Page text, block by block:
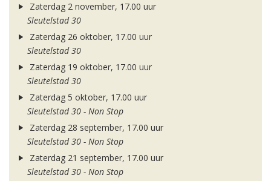
Zaterdag 2 november, 17.00 uur
Sleutelstad 30
Zaterdag 26 oktober, 17.00 uur
Sleutelstad 30
Zaterdag 19 oktober, 17.00 uur
Sleutelstad 30
Zaterdag 5 oktober, 17.00 uur
Sleutelstad 30 - Non Stop
Zaterdag 28 september, 17.00 uur
Sleutelstad 30 - Non Stop
Zaterdag 21 september, 17.00 uur
Sleutelstad 30 - Non Stop